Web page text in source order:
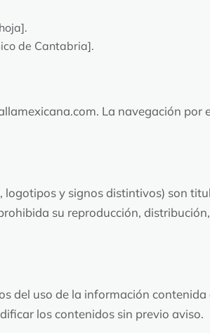
de Cantabria].
. La navegación por
y signos distintivos) son
su reproducción,
del uso de la información
los contenidos sin previo aviso.